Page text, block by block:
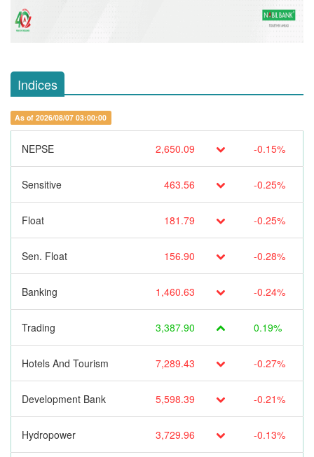
Indices
As of 2026/08/07 03:00:00
NEPSE 2,650.09 -0.15%
Sensitive 463.56 -0.25%
Float 181.79 -0.25%
Sen. Float 156.90 -0.28%
Banking 1,460.63 -0.24%
Trading 3,387.90 0.19%
Hotels And Tourism 7,289.43 -0.27%
Development Bank 5,598.39 -0.21%
Hydropower 3,729.96 -0.13%